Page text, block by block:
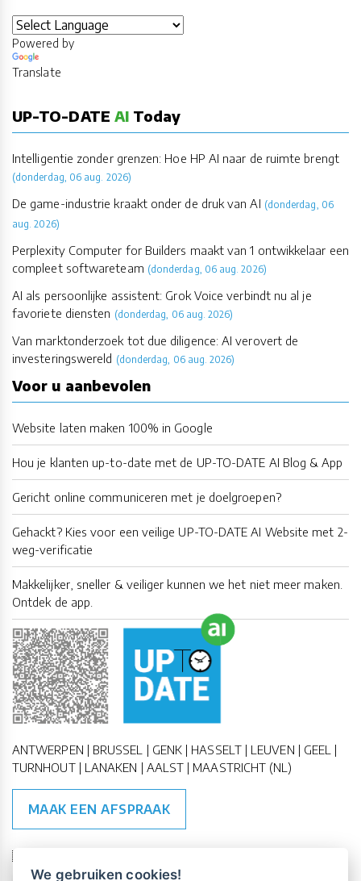
Powered by
Translate
UP-TO-DATE AI Today
Intelligentie zonder grenzen: Hoe HP AI naar de ruimte brengt
(donderdag, 06 aug. 2026)
De game-industrie kraakt onder de druk van AI (donderdag, 06
aug. 2026)
Perplexity Computer for Builders maakt van 1 ontwikkelaar een
compleet softwareteam (donderdag, 06 aug. 2026)
AI als persoonlijke assistent: Grok Voice verbindt nu al je
favoriete diensten (donderdag, 06 aug. 2026)
Van marktonderzoek tot due diligence: AI verovert de
investeringswereld (donderdag, 06 aug. 2026)
Voor u aanbevolen
Website laten maken 100% in Google
Hou je klanten up-to-date met de UP-TO-DATE AI Blog & App
Gericht online communiceren met je doelgroepen?
Gehackt? Kies voor een veilige UP-TO-DATE AI Website met 2-
weg-verificatie
Makkelijker, sneller & veiliger kunnen we het niet meer maken.
Ontdek de app.
ANTWERPEN | BRUSSEL | GENK | HASSELT | LEUVEN | GEEL |
TURNHOUT | LANAKEN | AALST | MAASTRICHT (NL)
MAAK EEN AFSPRAAK
🇪🇺 🇧🇪
We gebruiken cookies!